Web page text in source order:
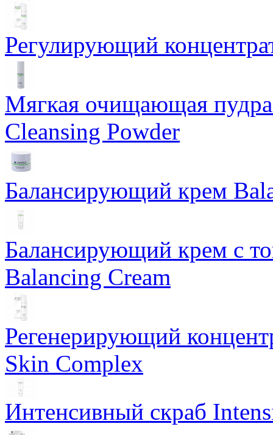
Регулирующий
Мягкая очищающая
Cleansing Powder
Балансирующий крем
Балансирующий крем с
Balancing Cream
Регенерирующий
Skin Complex
Интенсивный скраб